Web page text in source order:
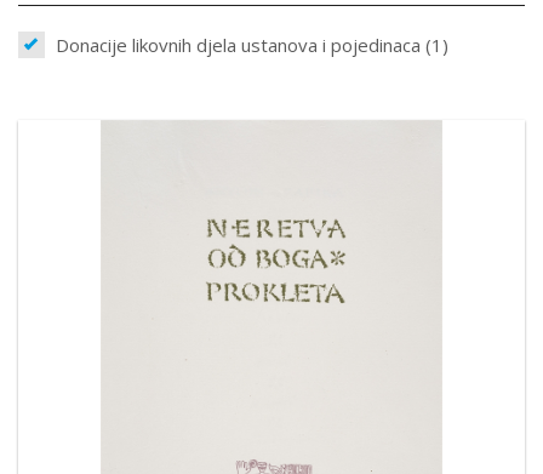
Donacije likovnih djela ustanova i pojedinaca (1)